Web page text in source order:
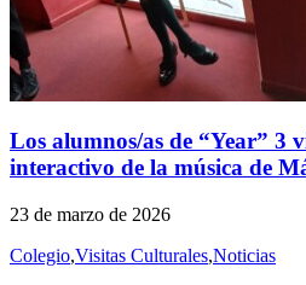
Los alumnos/as de “Year” 3
interactivo de la música de
23 de marzo de 2026
Colegio,Visitas Culturales,Noticias